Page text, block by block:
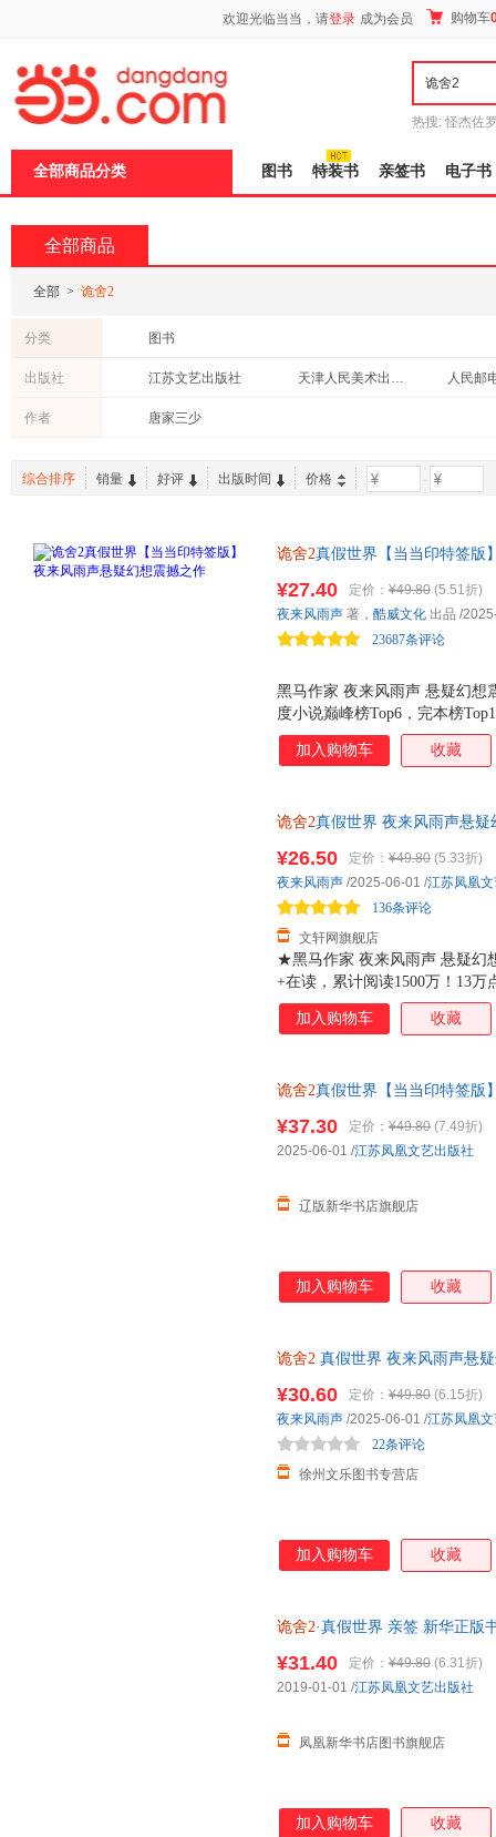
欢迎光临当当，请登录 成为会员 购物车
热搜: 怪杰佐
全部商品分类 图书 特装书 亲签书 电子书
全部商品
全部 > 诡舍2
分类 图书
出版社 江苏文艺出版社 天津人民美术出版社 人民邮
作者 唐家三少
综合排序 销量 好评 出版时间 价格 -
诡舍2真假世界【当当印特签版
由我定！新增番外《玉田往事
拍立得+拼图碎片+电子赠品。
黑马作家 夜来风雨声 悬疑幻想
度小说巅峰榜Top6，完本榜
万！13万点评，评分高达9.7！
获赞500万！ 悬疑冒险 诡异怪
片 电子赠品
¥27.40 定价： ¥49.80 (5.51折)
23687条评论
夜来风雨声 著， 酷威文化 出品 /
加入购物车 收藏
诡舍2真假世界 夜来风雨声悬
次日达，团购优惠咨询在线客
★黑马作家 夜来风雨声 悬疑幻
+在读，累计阅读1500万！13
中，累计播放量1亿，全网获
命运轮盘浮现，虚实真假，皆
¥26.50 定价： ¥49.80 (5.33折)
文轩网旗舰店
136条评论
夜来风雨声 /2025-06-01 /江苏凤凰
加入购物车 收藏
诡舍2真假世界【当当印特签版
¥37.30 定价： ¥49.80 (7.49折)
辽版新华书店旗舰店
2025-06-01 /江苏凤凰文艺出版社
加入购物车 收藏
诡舍2 真假世界 夜来风雨声悬
¥30.60 定价： ¥49.80 (6.15折)
徐州文乐图书专营店
22条评论
夜来风雨声 /2025-06-01 /江苏凤凰
加入购物车 收藏
诡舍2·真假世界 亲签 新华正版
¥31.40 定价： ¥49.80 (6.31折)
凤凰新华书店图书旗舰店
2019-01-01 /江苏凤凰文艺出版社
加入购物车 收藏
页
加